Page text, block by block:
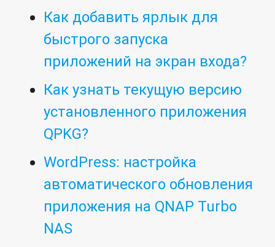
Как добавить ярлык для
быстрого запуска
приложений на экран входа?
Как узнать текущую версию
установленного приложения
QPKG?
WordPress: настройка
автоматического обновления
приложения на QNAP Turbo
NAS